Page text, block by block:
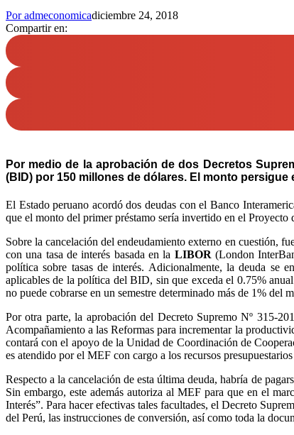
Poradmeconomicadiciembre 24, 2018
Compartir en:
Por medio de la aprobación de dos Decretos
(BID) por 150 millones de dólares. El monto
El Estado peruano acordó dos deudas con el Banco
que el monto del primer préstamo sería invertido en el
Sobre la cancelación del endeudamiento externo en cuestión,
con una tasa de interés basada en la LIBOR (London
política sobre tasas de interés. Adicionalmente, la deuda se
aplicables de la política del BID, sin que exceda el 0.75%
no puede cobrarse en un semestre determinado más de 1%
Por otra parte, la aprobación del Decreto Supremo Nº 315-
Acompañamiento a las Reformas para incrementar la
contará con el apoyo de la Unidad de Coordinación de
es atendido por el MEF con cargo a los recursos
Respecto a la cancelación de esta última deuda, habría de
Sin embargo, este además autoriza al MEF para que en el
Interés”. Para hacer efectivas tales facultades, el Decreto
del Perú, las instrucciones de conversión, así como toda la